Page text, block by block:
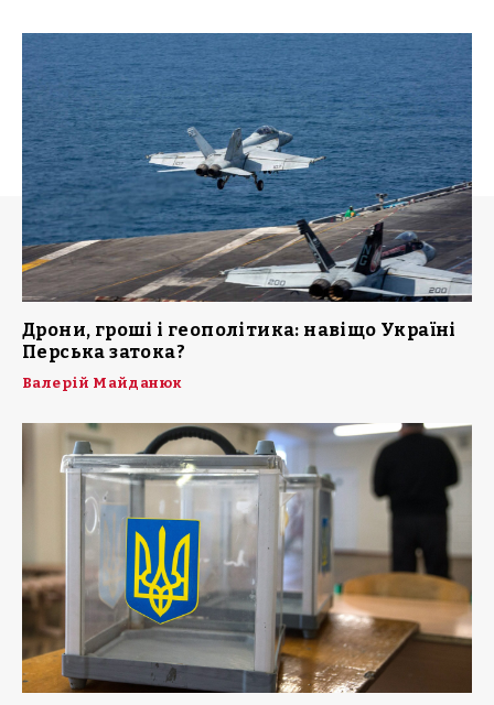
Дрони, гроші і геополітика: навіщо Україні
Перська затока?
Валерій Майданюк